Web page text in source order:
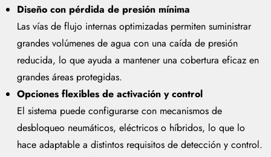
Diseño con pérdida de presión mínima
Las vías de flujo internas optimizadas permiten suministrar
grandes volúmenes de agua con una caída de presión
reducida, lo que ayuda a mantener una cobertura eficaz en
grandes áreas protegidas.
Opciones flexibles de activación y control
El sistema puede configurarse con mecanismos de
desbloqueo neumáticos, eléctricos o híbridos, lo que lo
hace adaptable a distintos requisitos de detección y control.